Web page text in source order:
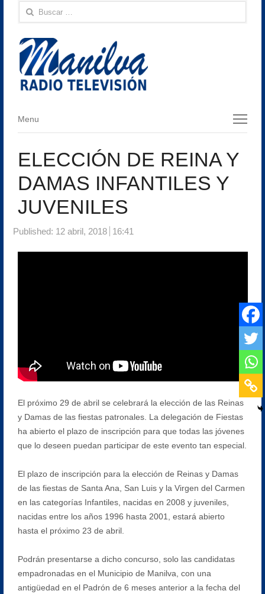
Buscar:
Menu
Menu
ELECCIÓN DE REINA Y
DAMAS INFANTILES Y
JUVENILES
Published: 12 abril, 2018 16:41
El próximo 29 de abril se celebrará la elección de las Reinas
y Damas de las fiestas patronales. La delegación de Fiestas
ha abierto el plazo de inscripción para que todas las jóvenes
que lo deseen puedan participar de este evento tan especial.
El plazo de inscripción para la elección de Reinas y Damas
de las fiestas de Santa Ana, San Luis y la Virgen del Carmen
en las categorías Infantiles, nacidas en 2008 y juveniles,
nacidas entre los años 1996 hasta 2001, estará abierto
hasta el próximo 23 de abril.
Podrán presentarse a dicho concurso, solo las candidatas
empadronadas en el Municipio de Manilva, con una
antigüedad en el Padrón de 6 meses anterior a la fecha del